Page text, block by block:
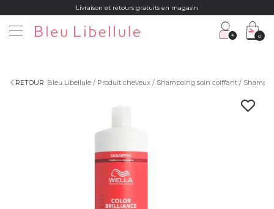
Livraison et retours gratuits en magasin
0
RETOUR Bleu Libellule Produit cheveux Shampoing soin coiffant